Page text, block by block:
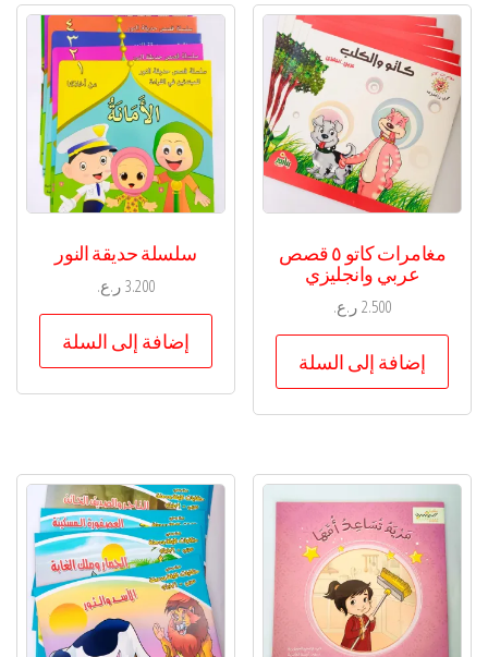
مغامرات كاتو ٥ قصص
عربي وانجليزي
2.500ر.ع.
إضافة إلى السلة
سلسلة حديقة النور
3.200ر.ع.
إضافة إلى السلة